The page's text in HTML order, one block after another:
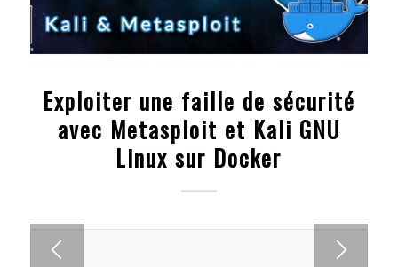
Exploiter une faille de sécurité
avec Metasploit et Kali GNU
Linux sur Docker